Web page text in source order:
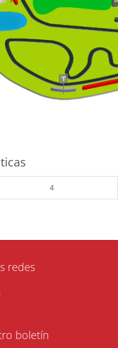
4
redes
boletín